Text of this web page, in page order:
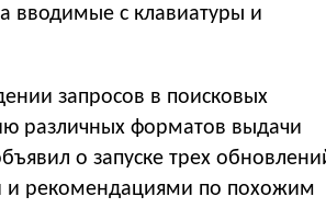
вводимые с клавиатуры и
запросов в поисковых
различных форматов выдачи
о запуске трех
и рекомендациями по похожим